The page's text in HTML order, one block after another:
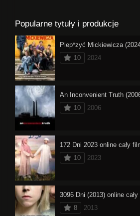
Popularne tytuły i produkcje
10
2024
10
2006
172 Dni 2023 online cały
10
2023
3096 Dni (2013) online
8
2013